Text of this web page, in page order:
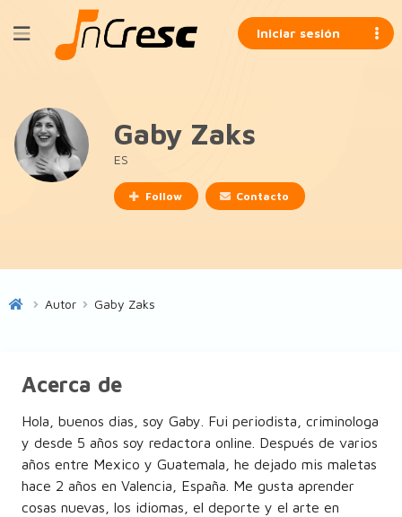
Iniciar sesión
Gaby Zaks
ES
Follow Contacto
Autor Gaby Zaks
Acerca de
Hola, buenos dias, soy Gaby. Fui periodista, criminologa
y desde 5 años soy redactora online. Después de varios
años entre Mexico y Guatemala, he dejado mis maletas
hace 2 años en Valencia, España. Me gusta aprender
cosas nuevas, los idiomas, el deporte y el arte en